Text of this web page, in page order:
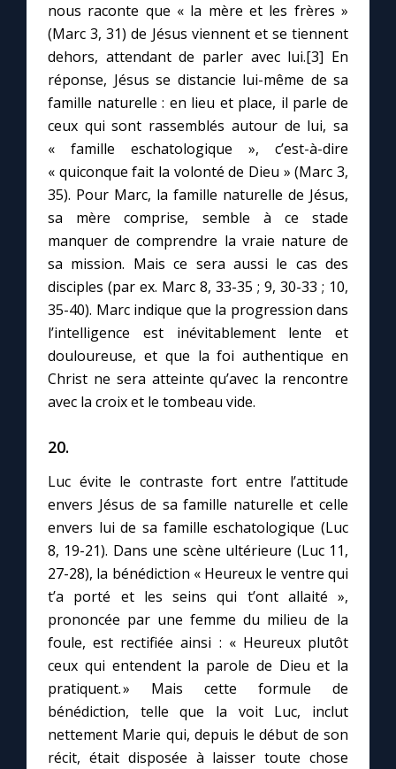
Me consacrer à Jésus par Marie
Mes intentions de prière
Une Minute avec Marie
Une neuvaine
1000 Raisons de Croire
Chapelet pour le monde
nous raconte que « la mère et les frères »
(Marc 3, 31) de Jésus viennent et se tiennent
dehors, attendant de parler avec lui.[3] En
réponse, Jésus se distancie lui-même de sa
famille naturelle : en lieu et place, il parle de
ceux qui sont rassemblés autour de lui, sa
« famille eschatologique », c’est-à-dire
« quiconque fait la volonté de Dieu » (Marc 3,
35). Pour Marc, la famille naturelle de Jésus,
sa mère comprise, semble à ce stade
manquer de comprendre la vraie nature de
sa mission. Mais ce sera aussi le cas des
disciples (par ex. Marc 8, 33-35 ; 9, 30-33 ; 10,
35-40). Marc indique que la progression dans
l’intelligence est inévitablement lente et
douloureuse, et que la foi authentique en
Christ ne sera atteinte qu’avec la rencontre
avec la croix et le tombeau vide.
20.
Luc évite le contraste fort entre l’attitude
envers Jésus de sa famille naturelle et celle
envers lui de sa famille eschatologique (Luc
8, 19-21). Dans une scène ultérieure (Luc 11,
27-28), la bénédiction « Heureux le ventre qui
t’a porté et les seins qui t’ont allaité »,
prononcée par une femme du milieu de la
foule, est rectifiée ainsi : « Heureux plutôt
ceux qui entendent la parole de Dieu et la
pratiquent. » Mais cette formule de
bénédiction, telle que la voit Luc, inclut
nettement Marie qui, depuis le début de son
récit, était disposée à laisser toute chose